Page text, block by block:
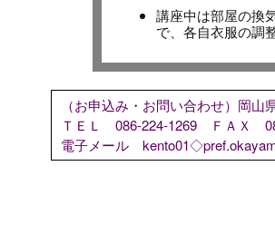
講座中は部屋の換
で、各自衣服の調
（お申込み・お問い合わせ） 岡山
ＴＥＬ 086-224-1269
ＦＡＸ
電子メール